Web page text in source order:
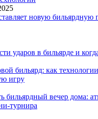
новую бильярдную
ударов в бильярде и
бильярд: как
игру
бильярдный вечер дома:
турнира